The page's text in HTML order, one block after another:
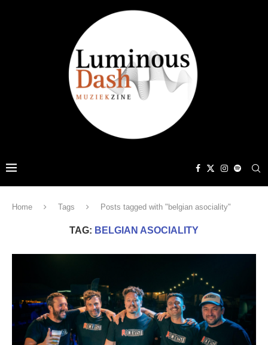
Home Tags Posts tagged with "belgian asociality"
TAG: BELGIAN ASOCIALITY